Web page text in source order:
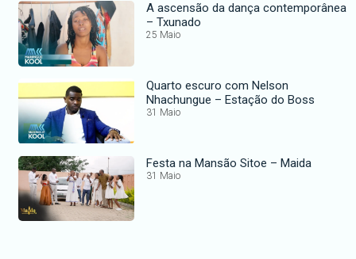
A ascensão da dança contemporânea
– Txunado
25 Maio
Quarto escuro com Nelson
Nhachungue – Estação do Boss
31 Maio
Festa na Mansão Sitoe – Maida
31 Maio